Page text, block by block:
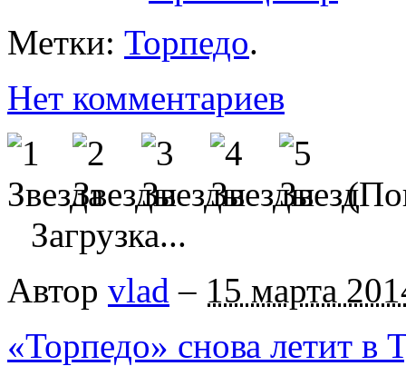
Метки: Торпедо.
Нет комментариев
Загрузка...
Автор vlad – 15 марта
«Торпедо» снова летит в